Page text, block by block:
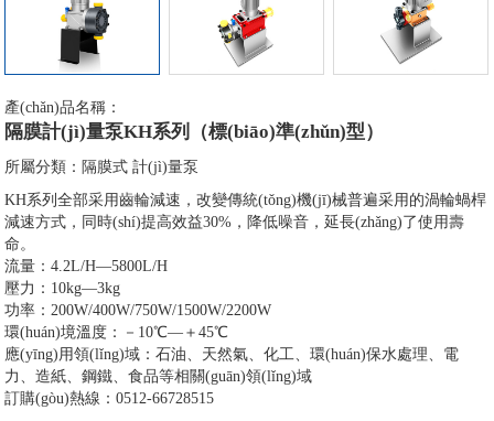
產(chǎn)品名稱：
隔膜計(jì)量泵KH系列（標(biāo)準(zhǔn)型）
所屬分類： 隔膜式 計(jì)量泵
KH系列全部采用齒輪減速，改變傳統(tǒng)機(jī)械普遍采用的渦輪蝸桿
減速方式，同時(shí)提高效益30%，降低噪音，延長(zhǎng)了使用壽
命。
流量：4.2L/H—5800L/H
壓力：10kg—3kg
功率：200W/400W/750W/1500W/2200W
環(huán)境溫度：－10℃—＋45℃
應(yīng)用領(lǐng)域：石油、天然氣、化工、環(huán)保水處理、電
力、造紙、鋼鐵、食品等相關(guān)領(lǐng)域
訂購(gòu)熱線：0512-66728515